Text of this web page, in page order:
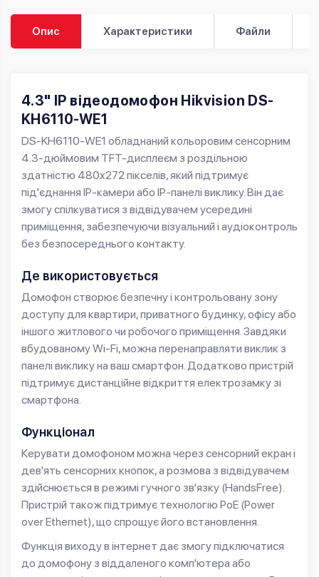
Опис Характеристики Файли
4.3" IP відеодомофон Hikvision DS-
KH6110-WE1
DS-KH6110-WE1 обладнаний кольоровим сенсорним
4.3-дюймовим TFT-дисплеєм з роздільною
здатністю 480x272 пікселів, який підтримує
під'єднання IP-камери або IP-панелі виклику. Він дає
змогу спілкуватися з відвідувачем усередині
приміщення, забезпечуючи візуальний і аудіоконтроль
без безпосереднього контакту.
Де використовується
Домофон створює безпечну і контрольовану зону
доступу для квартири, приватного будинку, офісу або
іншого житлового чи робочого приміщення. Завдяки
вбудованому Wi-Fi, можна перенаправляти виклик з
панелі виклику на ваш смартфон. Додатково пристрій
підтримує дистанційне відкриття електрозамку зі
смартфона.
Функціонал
Керувати домофоном можна через сенсорний екран і
дев'ять сенсорних кнопок, а розмова з відвідувачем
здійснюється в режимі гучного зв'язку (HandsFree).
Пристрій також підтримує технологію PoE (Power
over Ethernet), що спрощує його встановлення.
Функція виходу в інтернет дає змогу підключатися
до домофону з віддаленого комп'ютера або